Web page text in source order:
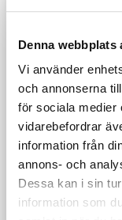
Denna webbplats
Vi använder
och annonserna
för sociala medier
vidarebefordrar
information från
annons- och
Dessa kan i sin
information som